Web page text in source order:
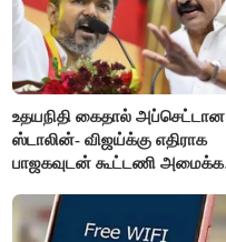
உதயநிதி கைதால் அப்செட்டான
ஸ்டாலின்- விஜய்க்கு எதிராக
பாஜகவுடன் கூட்டணி அமைக்க